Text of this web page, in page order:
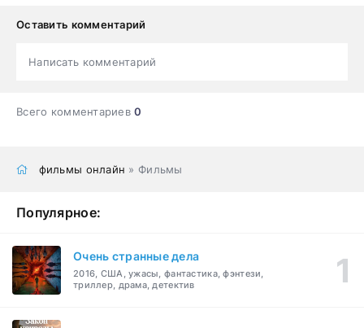
Оставить комментарий
Написать комментарий
Всего комментариев0
фильмы онлайн » Фильмы
Популярное:
Очень странные дела
2016, США, ужасы, фантастика, фэнтези,
триллер, драма, детектив